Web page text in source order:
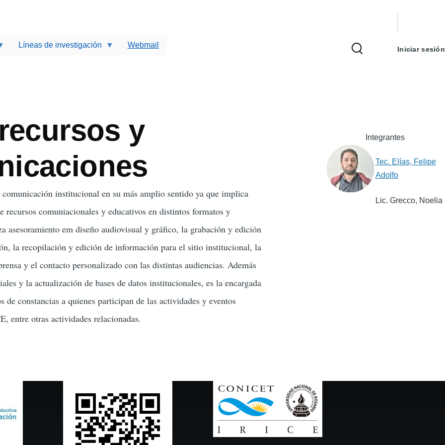
Líneas de investigación Webmail Iniciar sesión
y
comunicación institucional en su más amplio sentido ya que implica
recursos comuniacionales y educativos en distintos formatos y
asesoramiento em diseño audiovisual y gráfico, la grabación y edición
la recopilación y edición de información para el sitio institucional, la
y el contacto personalizado con las distintas audiencias. Además
y la actualización de bases de datos institucionales, es la encargada
de constancias a quienes participan de las actividades y eventos
entre otras actividades relacionadas.
Integrantes
Tec. Elías, Felipe
Adolfo
Lic. Grecco, Noelia